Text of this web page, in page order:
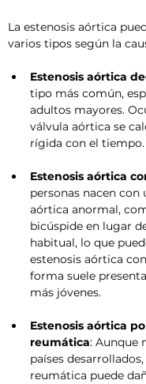
La estenosis aórtica
varios tipos según la
Estenosis aórtica
tipo más común,
adultos mayores.
válvula aórtica se
rígida con el tiempo.
Estenosis aórtica
personas nacen con
aórtica anormal,
bicúspide en lugar
habitual, lo que
estenosis aórtica
forma suele
más jóvenes.
Estenosis aórtica
reumática: Aunque
países
reumática puede